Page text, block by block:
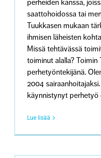
perheiden kanssa,
saattohoidossa tai
Tuukkasen mukaan
ihmisen läheisten
Missä tehtävässä
toiminut alalla? Toimin
perhetyöntekijänä.
2004
käynnistynyt perhetyö
Lue lisää